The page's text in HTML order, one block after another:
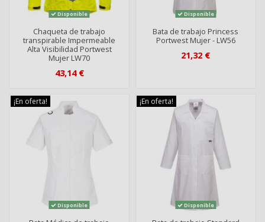
Disponible
Chaqueta de trabajo
transpirable Impermeable
Alta Visibilidad Portwest
Mujer LW70
43,14 €
Disponible
Bata de trabajo Princess
Portwest Mujer - LW56
21,32 €
¡En oferta!
Disponible
¡En oferta!
Disponible